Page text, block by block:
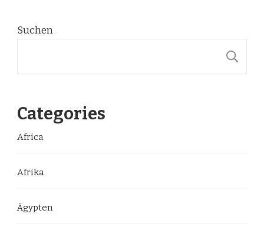
Suchen
Categories
Africa
Afrika
Ägypten